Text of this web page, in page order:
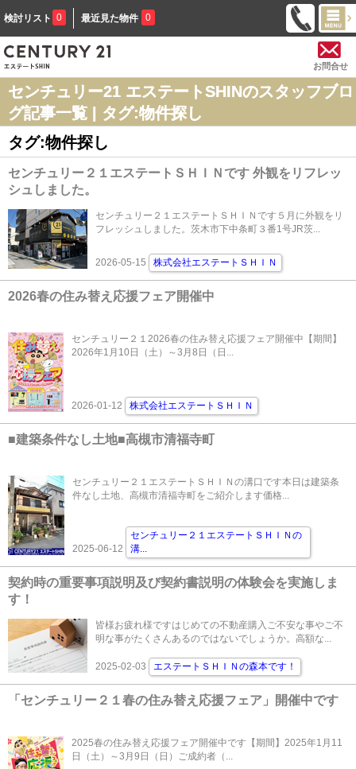
検討リスト 0 最近見た物件 0
お問合せ
センチュリー21 エステートSHINのスタッフブロ
グ記事一覧 | タグ:物件探し
タグ:物件探し
センチュリー２１エステートＳＨＩＮです 外観をリフレッ
シュしました。
センチュリー２１エステートＳＨＩＮです５月に外観をリ
フレッシュしました。茨木市下中条町３番1号JR茨...
2026-05-15 株式会社エステートＳＨＩＮ
2026春の住み替え応援フェア開催中
センチュリー２１2026春の住み替え応援フェア開催中【期間】
2026年1月10日（土）～3月8日（日...
2026-01-12 株式会社エステートＳＨＩＮ
■建築条件なし土地■高槻市清福寺町
センチュリー２１エステートＳＨＩＮの溝口です本日は建築条
件なし土地、高槻市清福寺町をご紹介します価格...
2025-06-12
センチュリー２１エステートＳＨＩＮの
溝...
契約時の重要事項説明及び契約書説明の体験会を実施しま
す！
皆様お疲れ様ですはじめての不動産購入ご不安な事やご不
明な事がたくさんあるのではないでしょうか。高額な...
2025-02-03 エステートＳＨＩＮの森本です！
「センチュリー２１春の住み替え応援フェア」開催中です
2025春の住み替え応援フェア開催中です【期間】2025年1月11
日（土）～3月9日（日）ご成約者（...